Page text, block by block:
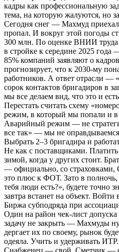
кадры как профессиональную
тема, на которую жалуются, но
Сегодня снег — Махмуд
пропал. И вокруг этой погоды
300 млн. По оценке ВНИИ
в стройке к середине 2025 года
85% компаний заявляют о
прогнозирует, что к 2030-му
работников. А ответ отрасли —
сорок контактов бригадиров в
мы все делаем вид, что это и
Перестать считать схему
режим, в который мы попали и в
Аварийный режим — не
все так» — мы не
Выбрать 2–3 бригадира и
Не как с поставщиками. Платить
зимой, когда у других стоит.
— официально, со
это плюс к ФОТ. Зато в полночь,
тебя люди есть?», будете точно
завтра встанет на объект.
Биржа субподряда при
Один на район чек-лист
задачу не закрыть — Махмуды
дергает их по своему, рынок
одеяла. Учить и удерживать
Снабженец — свой. Сметчик —